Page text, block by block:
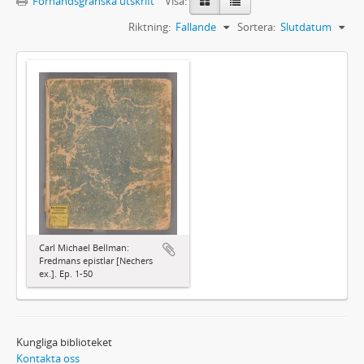
Sortera: Slutdatum
Riktning: Fallande
Carl Michael Bellman:
Fredmans epistlar [Nechers
ex.]. Ep. 1-50
Kungliga biblioteket
Kontakta oss